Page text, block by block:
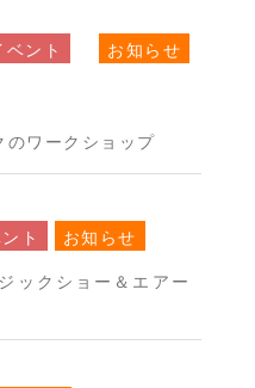
ベント お知らせ
のワークショップ
ト お知らせ
ックショー＆エアー